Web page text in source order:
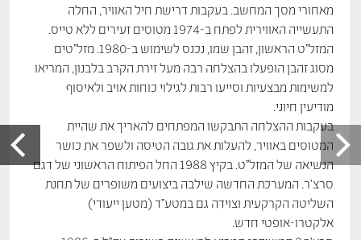
מאחורי מסך המחשב. בעקבות דרישת חיל האוויר, החלה
התעשייה האווירית לפתח ב-1974 מטוסים זעירים ללא טייס.
המזל"ט הראשון, זהבן שמו, נכנס לשימוש ב-1980. מזל"טים
מסוג זהבן הופעלו בהצלחה רבה מעל זירת הקרב בלבנון, המריאו
למשימות מבצעיות וסייעו רבות לגילוי כוחות אויב ולאיסוף
מודיעין חיוני.
בעקבות ההצלחה התבקשו המפתחים להאריך את שהיית
המטוסים באוויר, להעלות את גובה הטיסה ולשפר את כושר
הנשיאה של המזל"ט. בקיץ 1988 החל הפיתוח הראשוני של דגם
סרצ'ר. המערכת החדשה שילבה ביצועים משופרים של תחנת
השליטה הקרקעית וצוידה גם במטע"ד (מטען ייעודי)
אלקטרו-אופטי חדש.